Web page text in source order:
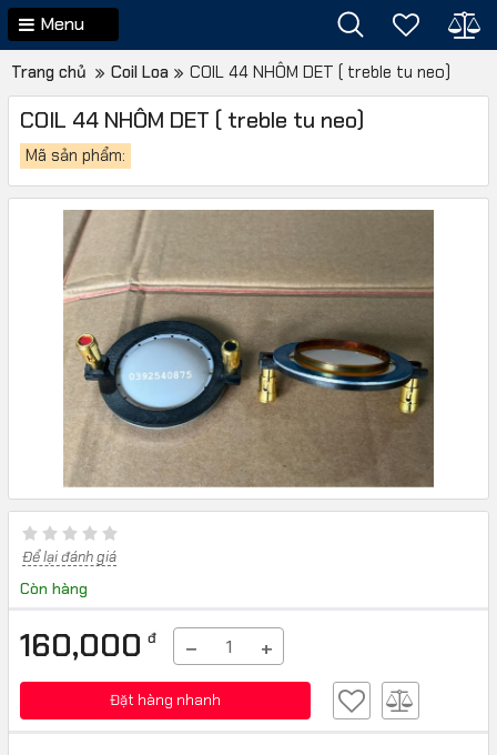
Menu
Trang chủ Coil Loa COIL 44 NHÔM DET ( treble tu neo)
COIL 44 NHÔM DET ( treble tu neo)
Mã sản phẩm:
Để lại đánh giá
Còn hàng
160,000 đ − +
Đặt hàng nhanh